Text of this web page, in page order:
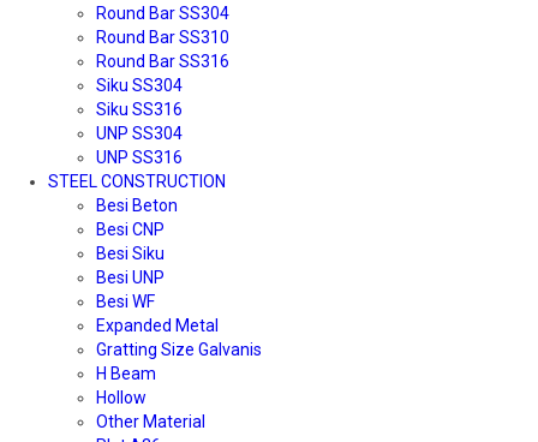
Round Bar SS304
Round Bar SS310
Round Bar SS316
Siku SS304
Siku SS316
UNP SS304
UNP SS316
STEEL CONSTRUCTION
Besi Beton
Besi CNP
Besi Siku
Besi UNP
Besi WF
Expanded Metal
Gratting Size Galvanis
H Beam
Hollow
Other Material